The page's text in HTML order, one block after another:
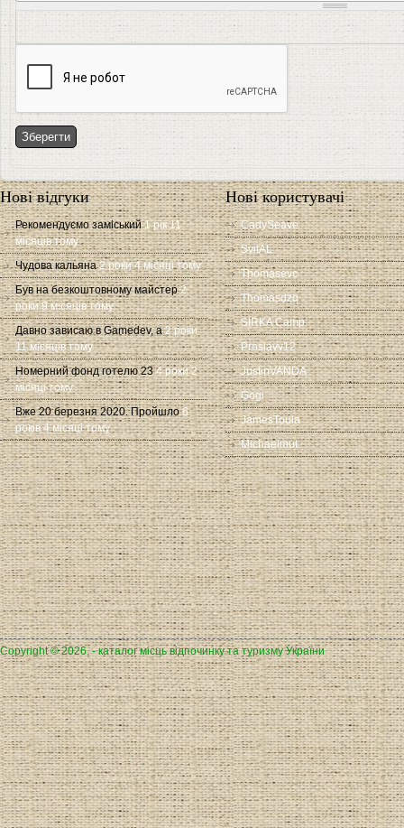
Нові відгуки
Рекомендуємо заміський 1 рік 11
місяців тому
Чудова кальяна 2 роки 4 місяці тому
Був на безкоштовному майстер 2
роки 9 місяців тому
Давно зависаю в Gamedev, а 2 роки
11 місяців тому
Номерний фонд готелю 23 4 роки 2
місяці тому
Вже 20 березня 2020. Пройшло 6
років 4 місяці тому
Нові користувачі
CadySeave
SvitAL
Thomasevc
Thomasdzq
SIRKA Camp
Proslavv12
JustinVANDA
Gogi
JamesToula
Michaelmut
Copyright © 2026, - каталог місць відпочинку та туризму України